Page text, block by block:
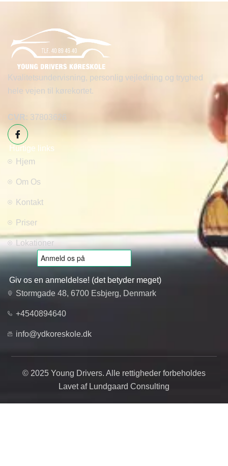
Kvalitetsundervisning, personlig vejledning og tryghed
hele vejen til kørekortet.
CVR: 37803626
Hurtige links
Hjem
Om Os
Kontakt
Priser
Lokationer
Giv os en anmeldelse! (det betyder meget)
Stormgade 48, 6700 Esbjerg, Denmark
+4540894640
info@ydkoreskole.dk
© 2025 Young Drivers. Alle rettigheder forbeholdes
Lavet af Lundgaard Consulting